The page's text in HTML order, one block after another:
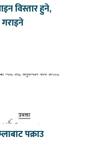
विस्तार हुने,
पक्राउ